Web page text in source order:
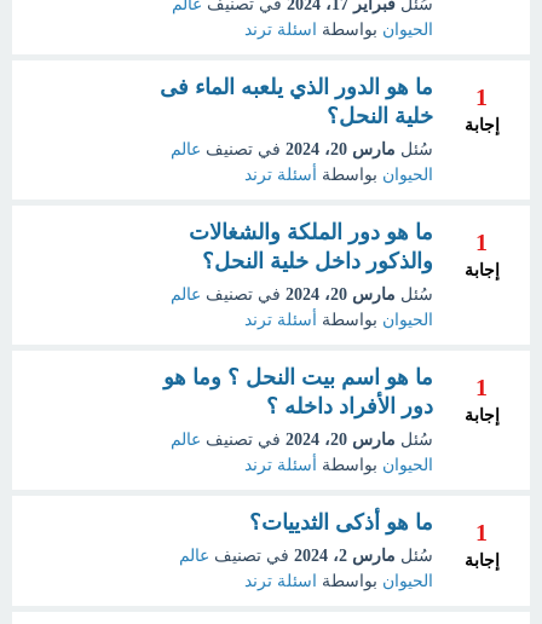
سُئل فبراير 17، 2024 في تصنيف عالم
الحيوان بواسطة اسئلة ترند
1
إجابة
ما هو الدور الذي يلعبه الماء فى
خلية النحل؟
سُئل مارس 20، 2024 في تصنيف عالم
الحيوان بواسطة أسئلة ترند
1
إجابة
ما هو دور الملكة والشغالات
والذكور داخل خلية النحل؟
سُئل مارس 20، 2024 في تصنيف عالم
الحيوان بواسطة أسئلة ترند
1
إجابة
ما هو اسم بيت النحل ؟ وما هو
دور الأفراد داخله ؟
سُئل مارس 20، 2024 في تصنيف عالم
الحيوان بواسطة أسئلة ترند
1
إجابة
ما هو أذكى الثدييات؟
سُئل مارس 2، 2024 في تصنيف عالم
الحيوان بواسطة اسئلة ترند